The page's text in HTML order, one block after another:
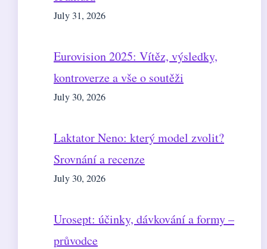
July 31, 2026
Eurovision 2025: Vítěz, výsledky,
kontroverze a vše o soutěži
July 30, 2026
Laktator Neno: který model zvolit?
Srovnání a recenze
July 30, 2026
Urosept: účinky, dávkování a formy –
průvodce